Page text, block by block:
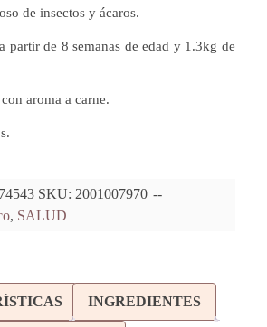
de insectos y ácaros.
partir de 8 semanas de edad y 1.3kg de
aroma a carne.
SKU: 2001007970
, SALUD
INGREDIENTES